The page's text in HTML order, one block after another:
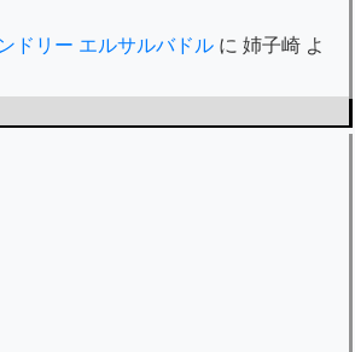
ドリー エルサルバドル に 姉子崎 よ